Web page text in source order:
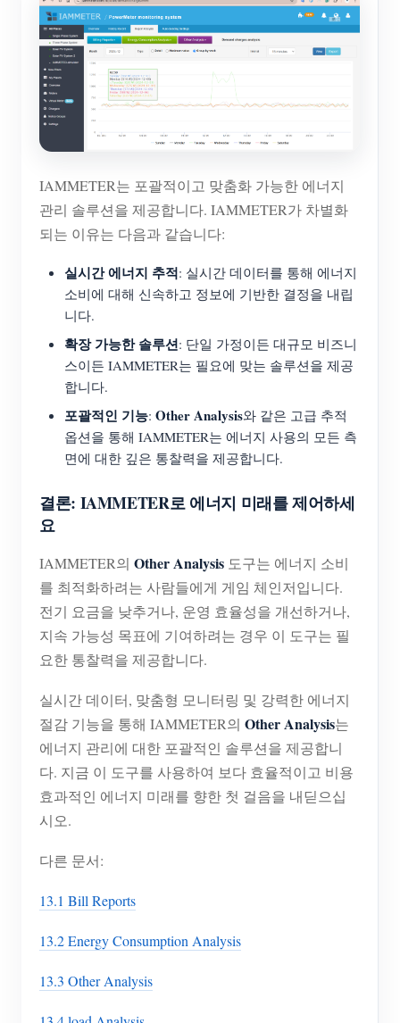
IAMMETER는 포괄적이고 맞춤화 가능한 에너지
관리 솔루션을 제공합니다. IAMMETER가 차별화
되는 이유는 다음과 같습니다:
실시간 에너지 추적: 실시간 데이터를 통해 에너지
소비에 대해 신속하고 정보에 기반한 결정을 내립
니다.
확장 가능한 솔루션: 단일 가정이든 대규모 비즈니
스이든 IAMMETER는 필요에 맞는 솔루션을 제공
합니다.
포괄적인 기능: Other Analysis와 같은 고급 추적
옵션을 통해 IAMMETER는 에너지 사용의 모든 측
면에 대한 깊은 통찰력을 제공합니다.
결론: IAMMETER로 에너지 미래를 제어하세
요
IAMMETER의 Other Analysis 도구는 에너지 소비
를 최적화하려는 사람들에게 게임 체인저입니다.
전기 요금을 낮추거나, 운영 효율성을 개선하거나,
지속 가능성 목표에 기여하려는 경우 이 도구는 필
요한 통찰력을 제공합니다.
실시간 데이터, 맞춤형 모니터링 및 강력한 에너지
절감 기능을 통해 IAMMETER의 Other Analysis는
에너지 관리에 대한 포괄적인 솔루션을 제공합니
다. 지금 이 도구를 사용하여 보다 효율적이고 비용
효과적인 에너지 미래를 향한 첫 걸음을 내딛으십
시오.
다른 문서:
13.1 Bill Reports
13.2 Energy Consumption Analysis
13.3 Other Analysis